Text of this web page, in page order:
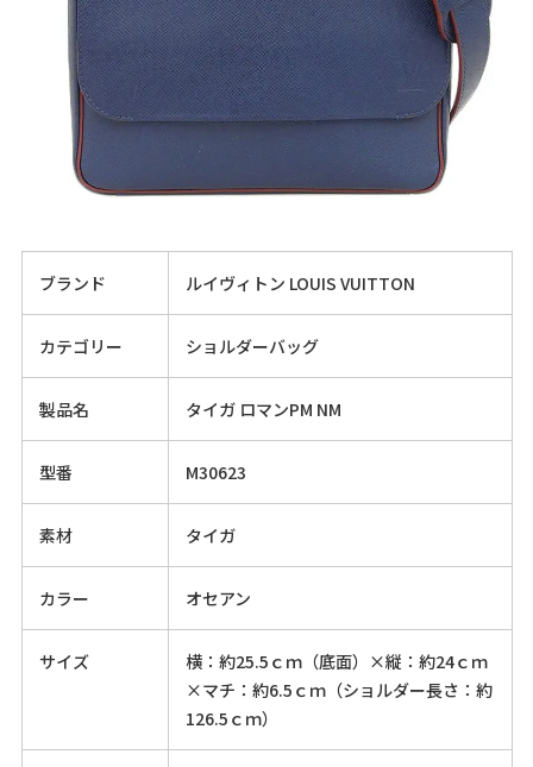
ブランド ルイヴィトン LOUIS VUITTON
カテゴリー ショルダーバッグ
製品名 タイガ ロマンPM NM
型番 M30623
素材 タイガ
カラー オセアン
サイズ
横：約25.5ｃｍ（底面）×縦：約24ｃｍ
×マチ：約6.5ｃｍ（ショルダー長さ：約
126.5ｃｍ）